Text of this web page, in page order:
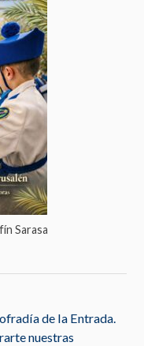
Sarasa
de la Entrada.
nuestras